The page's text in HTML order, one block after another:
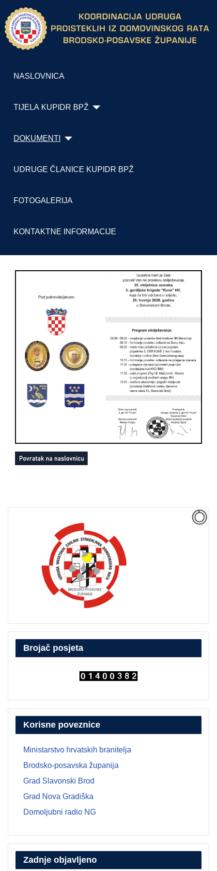
NASLOVNICA
TIJELA KUPIDR BPŽ
DOKUMENTI
UDRUGE ČLANICE KUPIDR BPŽ
FOTOGALERIJA
KONTAKTNE INFORMACIJE
Brojač posjeta
Korisne poveznice
Ministarstvo hrvatskih branitelja
Brodsko-posavska županija
Grad Slavonski Brod
Grad Nova Gradiška
Domoljubni radio NG
Zadnje objavljeno